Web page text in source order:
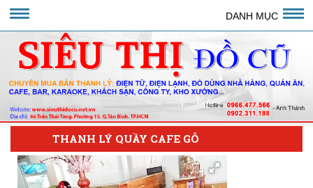
DANH MỤC
THANH LÝ QUẦY CAFE GỖ